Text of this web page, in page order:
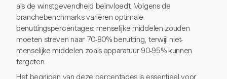
als de winstgevendheid beïnvloedt. Volgens de
branchebenchmarks variëren optimale
benuttingspercentages: menselijke middelen zouden
moeten streven naar 70-80% benutting, terwijl niet-
menselijke middelen zoals apparatuur 90-95% kunnen
targeten.
Het begrijpen van deze percentages is essentieel voor